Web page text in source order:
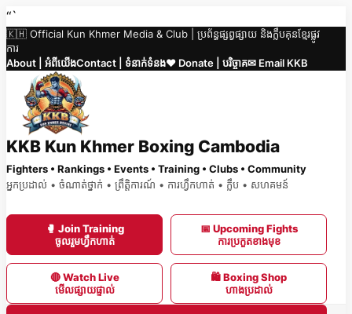
Skip
to
content
“`
🇰🇭 Official Kun Khmer Media & Club | ប្រព័ន្ធផ្សព្វផ្សាយ និងក្លឹបគុនខ្មែរផ្លូវ
ការ
About | អំពីយើងContact | ទំនាក់ទំនង❤️ Donate | បរិច្ចាគ✉ Email KKB
KKB Kun Khmer Boxing Cambodia
Fighters • Rankings • Events • Training • Clubs • Community
អ្នកប្រដាល់ • ចំណាត់ថ្នាក់ • ព្រឹត្តិការណ៍ • ការហ្វឹកហាត់ • ក្លឹប • សហគមន៍
🥊 Join Training
ចូលរួមហ្វឹកហាត់
📅 Upcoming Fights
ការប្រកួតខាងមុខ
🔴 Watch Live
មើលផ្សាយផ្ទាល់
🛍 Boxing Shop
ហាងប្រដាល់